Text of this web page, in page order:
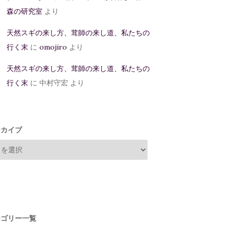
森の研究室 より
天然スギの来し方、茸師の来し道、私たちの
行く末に omojiro より
天然スギの来し方、茸師の来し道、私たちの
行く末に 中村守宏 より
イブ
リー一覧